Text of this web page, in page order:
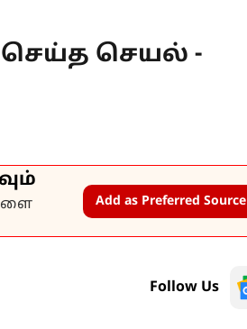
செய்த செயல் -
Add as Preferred Source
Follow Us